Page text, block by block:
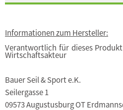
Informationen zum Hersteller:
Verantwortlich für dieses
Wirtschaftsakteur
Bauer Seil & Sport e.K.
Seilergasse 1
09573 Augustusburg OT